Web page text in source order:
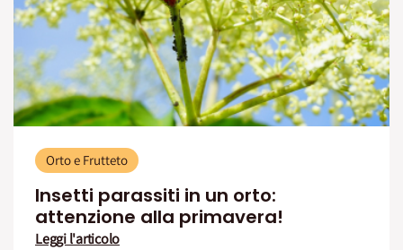
Orto e Frutteto
Insetti parassiti in un orto:
attenzione alla primavera!
Leggi l'articolo